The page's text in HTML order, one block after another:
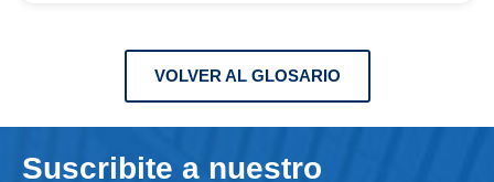
VOLVER AL GLOSARIO
Suscribite a nuestro